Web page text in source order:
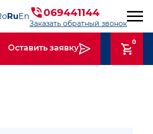
RuEn 069441144
Заказать обратный звонок
Оставить заявку
0